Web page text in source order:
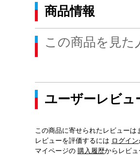
商品情報
この商品を見
ユーザーレビュ
この商品に寄せられたレビューは
レビューを評価するには ログイン
マイページの 購入履歴からレビュ